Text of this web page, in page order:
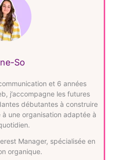
So
et 6 années
j’accompagne les futures
débutantes à construire
une organisation adaptée à
Manager, spécialisée en
organique.